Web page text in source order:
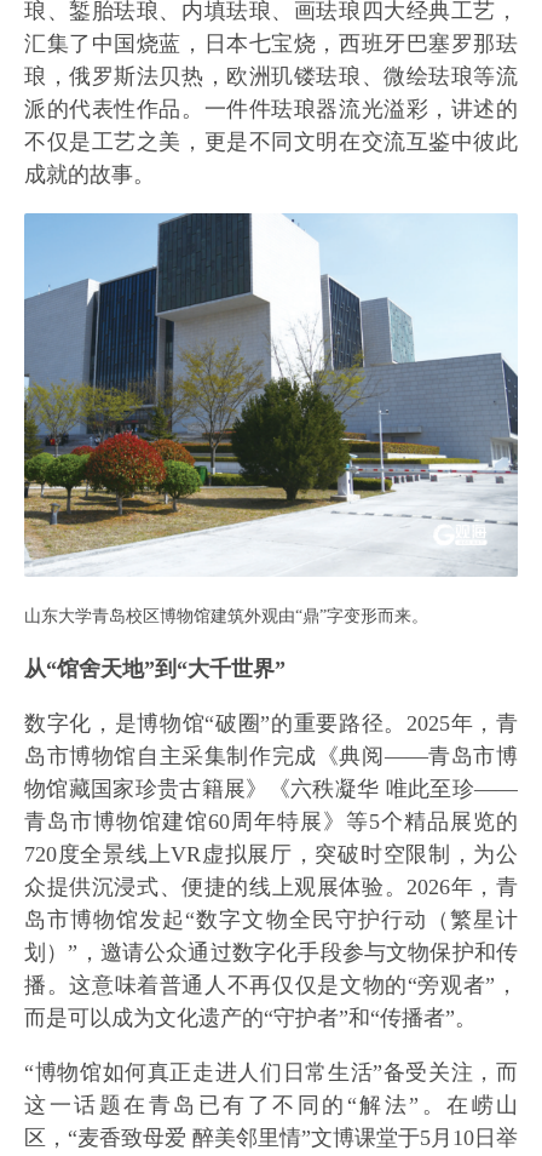
琅、錾胎珐琅、内填珐琅、画珐琅四大经典工艺，
汇集了中国烧蓝，日本七宝烧，西班牙巴塞罗那珐
琅，俄罗斯法贝热，欧洲玑镂珐琅、微绘珐琅等流
派的代表性作品。一件件珐琅器流光溢彩，讲述的
不仅是工艺之美，更是不同文明在交流互鉴中彼此
成就的故事。
山东大学青岛校区博物馆建筑外观由“鼎”字变形而来。
从“馆舍天地”到“大千世界”
数字化，是博物馆“破圈”的重要路径。2025年，青
岛市博物馆自主采集制作完成《典阅——青岛市博
物馆藏国家珍贵古籍展》《六秩凝华 唯此至珍——
青岛市博物馆建馆60周年特展》等5个精品展览的
720度全景线上VR虚拟展厅，突破时空限制，为公
众提供沉浸式、便捷的线上观展体验。2026年，青
岛市博物馆发起“数字文物全民守护行动（繁星计
划）”，邀请公众通过数字化手段参与文物保护和传
播。这意味着普通人不再仅仅是文物的“旁观者”，
而是可以成为文化遗产的“守护者”和“传播者”。
“博物馆如何真正走进人们日常生活”备受关注，而
这一话题在青岛已有了不同的“解法”。在崂山
区，“麦香致母爱 醉美邻里情”文博课堂于5月10日举